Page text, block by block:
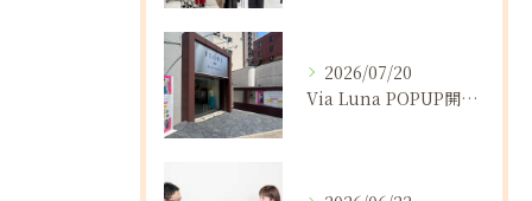
2026/07/20
Via Luna POPUP開催報告